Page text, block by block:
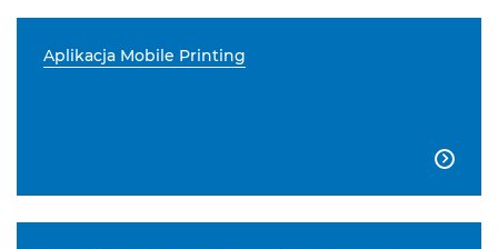
Aplikacja Mobile Printing
